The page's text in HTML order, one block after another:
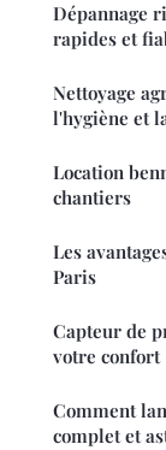
Dépannage
rapides et
Nettoyage
l'hygiène et
Location
chantiers
Les
Paris
Capteur de
votre confort
Comment
complet et